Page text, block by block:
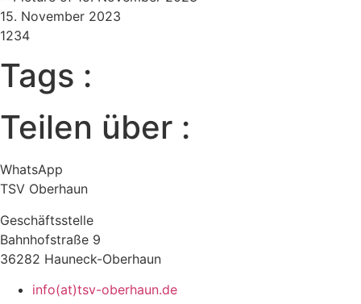
15. November 2023
1234
Tags :
Teilen über :
WhatsApp
TSV Oberhaun
Geschäftsstelle
Bahnhofstraße 9
36282 Hauneck-Oberhaun
info(at)tsv-oberhaun.de